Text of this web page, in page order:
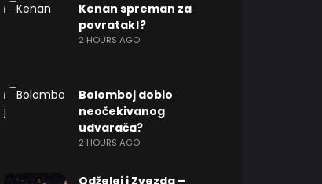
Kenan spreman za
povratak!?
2 HOURS AGO
Bolomboj dobio
neočekivanog
udvarača?
2 HOURS AGO
Odželej i Zvezda –